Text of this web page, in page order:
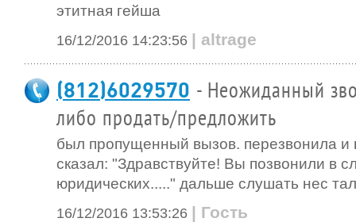
этитная гейша
16/12/2016 14:23:56 | altrage
(812)6029570 - Неожиданный
либо продать/предложить
был пропущенный вызов. перезвонила и
сказал: "Здравствуйте! Вы позвонили в
юридических....." дальше слушать нес
16/12/2016 13:53:26 | Гость